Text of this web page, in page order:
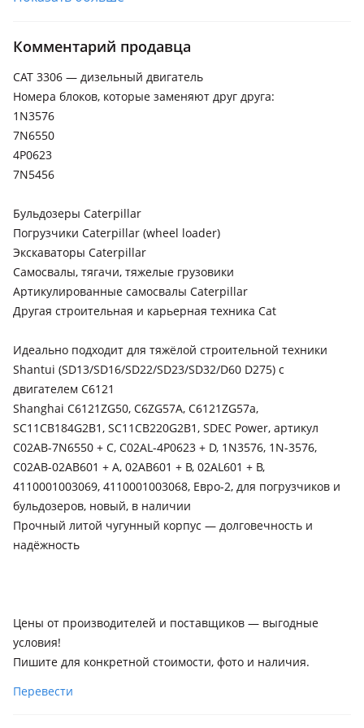
Sany
Комментарий продавца
CAT 3306 — дизельный двигатель
Номера блоков, которые заменяют друг друга:
1N3576
7N6550
4P0623
7N5456
Бульдозеры Caterpillar
Погрузчики Caterpillar (wheel loader)
Экскаваторы Caterpillar
Самосвалы, тягачи, тяжелые грузовики
Артикулированные самосвалы Caterpillar
Другая строительная и карьерная техника Cat
Идеально подходит для тяжёлой строительной техники
Shantui (SD13/SD16/SD22/SD23/SD32/D60 D275) с
двигателем C6121
Shanghai C6121ZG50, C6ZG57A, C6121ZG57a,
SC11CB184G2B1, SC11CB220G2B1, SDEC Power, артикул
C02AB-7N6550 + C, C02AL-4P0623 + D, 1N3576, 1N-3576,
C02AB-02AB601 + A, 02AB601 + B, 02AL601 + B,
4110001003069, 4110001003068, Евро-2, для погрузчиков и
бульдозеров, новый, в наличии
Прочный литой чугунный корпус — долговечность и
надёжность
Цены от производителей и поставщиков — выгодные
условия!
Пишите для конкретной стоимости, фото и наличия.
Перевести